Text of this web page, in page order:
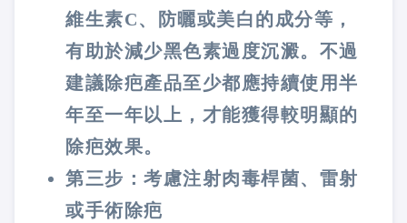
維生素C、防曬或美白的成分等，
有助於減少黑色素過度沉澱。不過
建議除疤產品至少都應持續使用半
年至一年以上，才能獲得較明顯的
除疤效果。
第三步：考慮注射肉毒桿菌、雷射
或手術除疤